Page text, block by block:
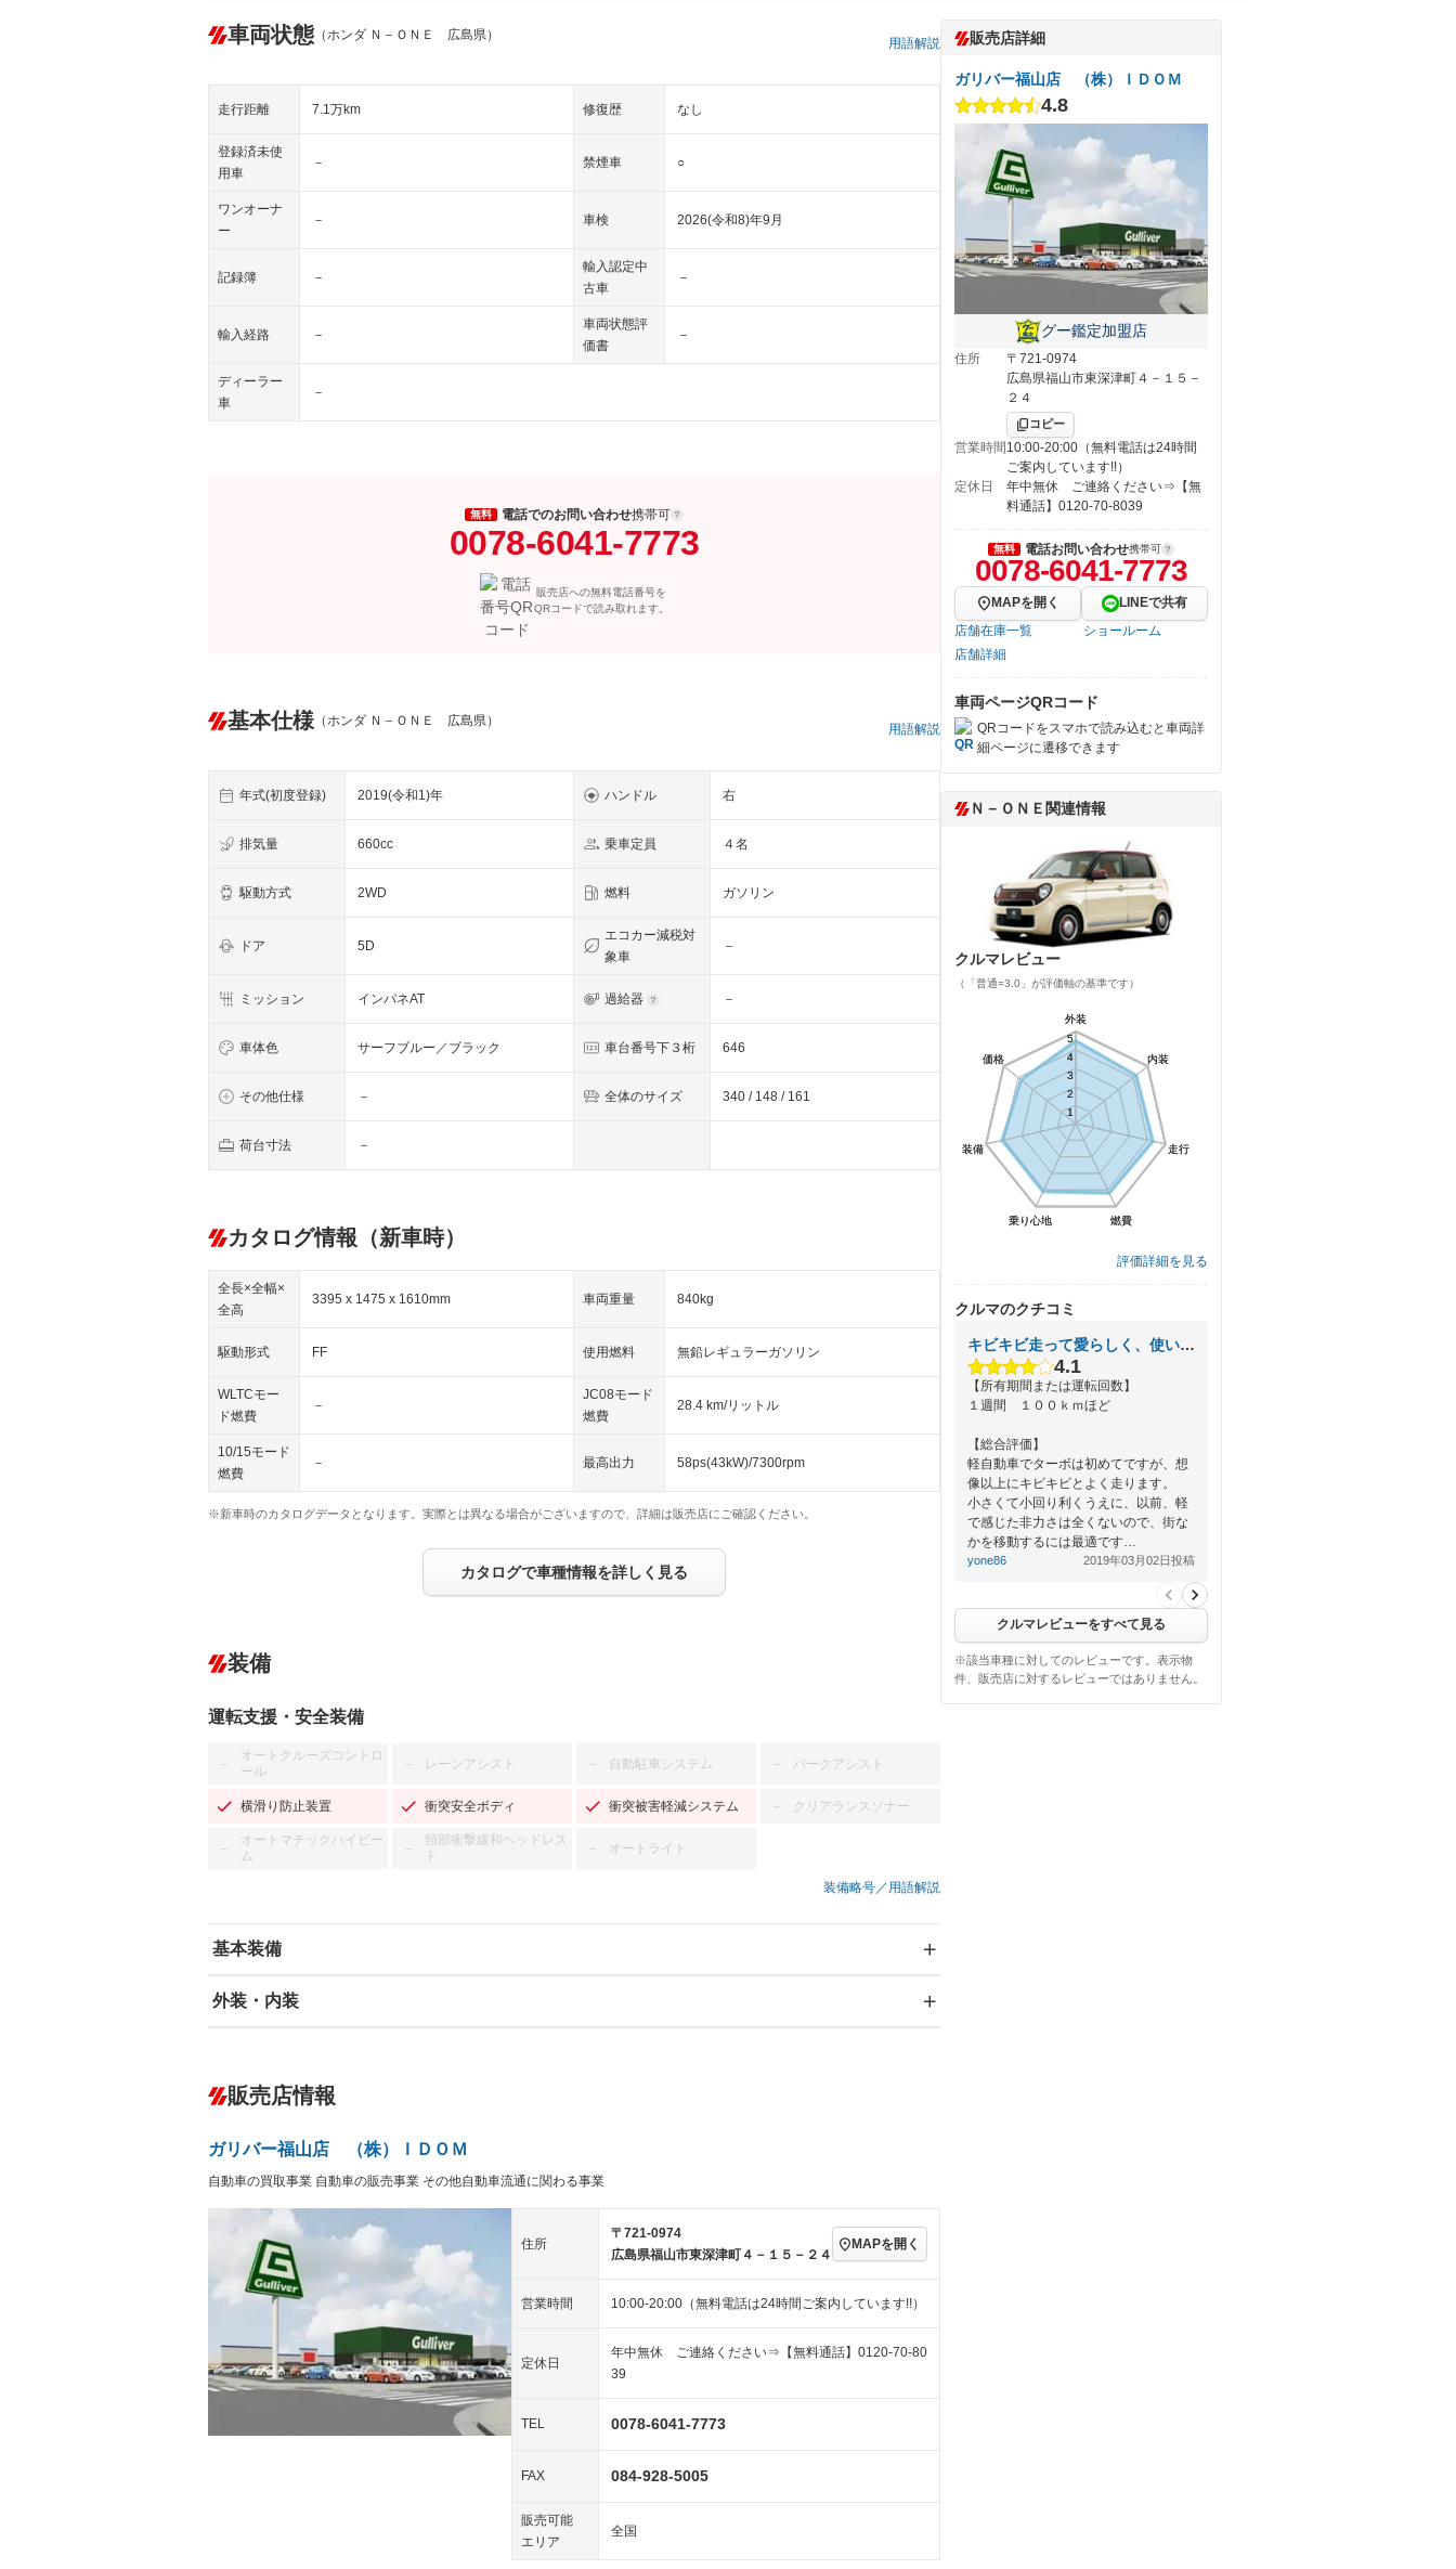
車両状態 （ホンダ Ｎ－ＯＮＥ 広島県）
用語解説
走行距離 7.1万km 修復歴 なし
登録済未使
用車
－ 禁煙車 ○
ワンオーナ
ー
－ 車検 2026(令和8)年9月
記録簿 －
輸入認定中
古車
－
輸入経路 －
車両状態評
価書
－
ディーラー
車
－
無料 電話でのお問い合わせ携帯可
0078-6041-7773
販売店への無料電話番号を
QRコードで読み取れます。
基本仕様 （ホンダ Ｎ－ＯＮＥ 広島県）
用語解説
年式(初度登録) 2019(令和1)年 ハンドル 右
排気量 660cc 乗車定員 ４名
駆動方式 2WD 燃料 ガソリン
ドア 5D
エコカー減税対
象車
－
ミッション インパネAT 過給器 －
車体色 サーフブルー／ブラック 車台番号下３桁 646
その他仕様 － 全体のサイズ 340 / 148 / 161
荷台寸法 －
カタログ情報（新車時）
全長×全幅×
全高
3395 x 1475 x 1610mm 車両重量 840kg
駆動形式 FF 使用燃料 無鉛レギュラーガソリン
WLTCモー
ド燃費
－
JC08モード
燃費
28.4 km/リットル
10/15モード
燃費
－ 最高出力 58ps(43kW)/7300rpm
※新車時のカタログデータとなります。実際とは異なる場合がございますので、詳細は販売店にご確認ください。
カタログで車種情報を詳しく見る
装備
運転支援・安全装備
－
オートクルーズコントロ
ール
－ レーンアシスト － 自動駐車システム － パークアシスト
横滑り防止装置 衝突安全ボディ 衝突被害軽減システム － クリアランスソナー
－
オートマチックハイビー
ム
－
頸部衝撃緩和ヘッドレス
ト
－ オートライト
装備略号／用語解説
基本装備
エアバッグ：運転席/助手席/サイド
－ ダウンヒルアシストコントロール
Bluetooth接続 100V電源
装備略号／用語解説
外装・内装
オーディオ：CDまたはCDチェンジャー／ミュージック
プレイヤー接続可／ミュージックサーバー
－
ヘッドライトウォッシャ
ー
－ 革シート
－ LEDヘッドランプ － HID(キセノンライト) －
スマートキー ローダウン
ランフラットタイヤ － パワーシート 3列シート ベンチシート
フルフラットシート － チップアップシート オットマン － 電動格納サードシート
シートヒーター － ウォークスルー 後席モニター 電動リアゲート
－ フロントカメラ － シートエアコン 全周囲カメラ
エアサスペンション
販売店情報
ガリバー福山店 （株）ＩＤＯＭ
自動車の買取事業 自動車の販売事業 その他自動車流通に関わる事業
住所
〒721-0974
広島県福山市東深津町４－１５－２４
MAPを開く
営業時間 10:00-20:00（無料電話は24時間ご案内しています!!）
定休日
年中無休 ご連絡ください⇒【無料通話】0120-70-80
39
TEL 0078-6041-7773
FAX 084-928-5005
販売可能
エリア
全国
販売店詳細
ガリバー福山店 （株）ＩＤＯＭ
4.8
グー鑑定加盟店
住所
〒721-0974
広島県福山市東深津町４－１５－
２４
コピー
営業時間10:00-20:00（無料電話は24時間
ご案内しています!!）
定休日
年中無休 ご連絡ください⇒【無
料通話】0120-70-8039
無料 電話お問い合わせ携帯可
0078-6041-7773
MAPを開く
LINEで共有
店舗在庫一覧
ショールーム
店舗詳細
車両ページQRコード
QRコードをスマホで読み込むと車両詳
細ページに遷移できます
Ｎ－ＯＮＥ関連情報
クルマレビュー
（「普通=3.0」が評価軸の基準です）
外装
内装
走行
燃費
乗り心地
装備
価格
1
2
3
4
5
外装
内装
走行
燃費
乗り心地
装備
価格
1
2
3
4
5
評価詳細を見る
クルマのクチコミ
キビキビ走って愛らしく、使い勝手も良い
4.1
【所有期間または運転回数】
１週間 １００ｋｍほど
【総合評価】
軽自動車でターボは初めてですが、想
像以上にキビキビとよく走ります。
小さくて小回り利くうえに、以前、軽
で感じた非力さは全くないので、街な
かを移動するには最適です…
yone86 2019年03月02日投稿
クルマレビューをすべて見る
※該当車種に対してのレビューです。表示物
件、販売店に対するレビューではありません。